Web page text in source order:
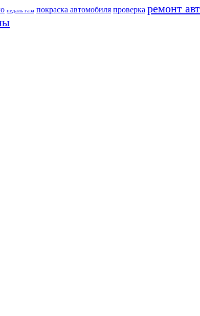
педаль газа покраска автомобиля проверка ремонт